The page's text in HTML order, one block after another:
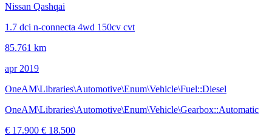
Nissan Qashqai
1.7 dci n-connecta 4wd 150cv cvt
85.761 km
apr 2019
OneAM\Libraries\Automotive\Enum\Vehicle\Fuel::Diesel
OneAM\Libraries\Automotive\Enum\Vehicle\Gearbox::Automatic
€ 17.900 € 18.500